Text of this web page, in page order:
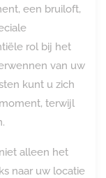
een bruiloft,
rol bij het
van uw
kunt u zich
terwijl
alleen het
naar uw locatie